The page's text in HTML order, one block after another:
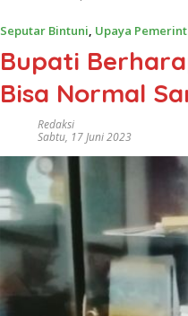
Seputar Bintuni, Upaya
Bupati
Bisa Normal
Redaksi
Sabtu, 17 Juni 2023